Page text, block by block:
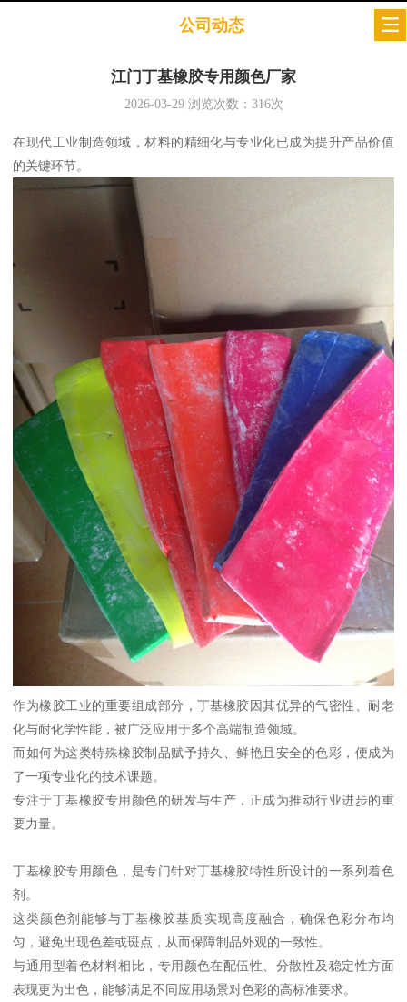
公司动态
江门丁基橡胶专用颜色厂家
2026-03-29浏览次数： 316次
在现代工业制造领域，材料的精细化与专业化已成为提升产品价值
的关键环节。
作为橡胶工业的重要组成部分，丁基橡胶因其优异的气密性、耐老
化与耐化学性能，被广泛应用于多个高端制造领域。
而如何为这类特殊橡胶制品赋予持久、鲜艳且安全的色彩，便成为
了一项专业化的技术课题。
专注于丁基橡胶专用颜色的研发与生产，正成为推动行业进步的重
要力量。
丁基橡胶专用颜色，是专门针对丁基橡胶特性所设计的一系列着色
剂。
这类颜色剂能够与丁基橡胶基质实现高度融合，确保色彩分布均
匀，避免出现色差或斑点，从而保障制品外观的一致性。
与通用型着色材料相比，专用颜色在配伍性、分散性及稳定性方面
表现更为出色，能够满足不同应用场景对色彩的高标准要求。